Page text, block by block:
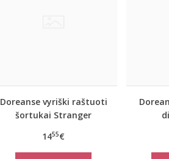
Doreanse vyriški raštuoti
šortukai Stranger
1455€